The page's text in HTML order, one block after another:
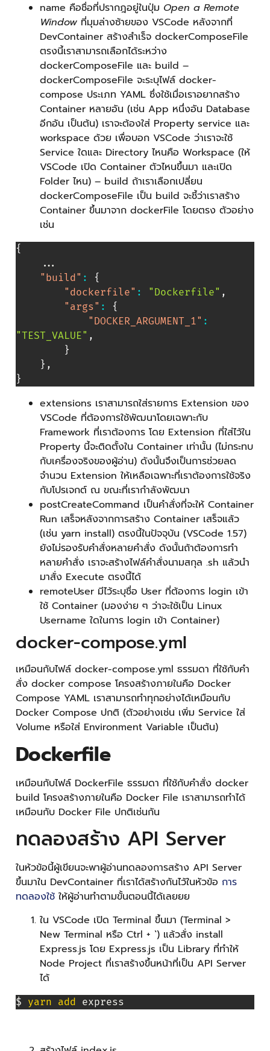
name คือชื่อที่ปรากฎอยู่ในปุ่ม Open a Remote
Window ที่มุมล่างซ้ายของ VSCode หลังจากที่
DevContainer สร้างสำเร็จ dockerComposeFile
ตรงนี้เราสามารถเลือกได้ระหว่าง
dockerComposeFile และ build –
dockerComposeFile จะระบุไฟล์ docker-
compose ประเภท YAML ซึ่งใช้เมื่อเราอยากสร้าง
Container หลายอัน (เช่น App หนึ่งอัน Database
อีกอัน เป็นต้น) เราจะต้องใส่ Property service และ
workspace ด้วย เพื่อบอก VSCode ว่าเราจะใช้
Service ใดและ Directory ไหนคือ Workspace (ให้
VSCode เปิด Container ตัวไหนขึ้นมา และเปิด
Folder ไหน) – build ถ้าเราเลือกเปลี่ยน
dockerComposeFile เป็น build จะชี้ว่าเราสร้าง
Container ขึ้นมาจาก dockerFile โดยตรง ตัวอย่าง
เช่น
{
"build" :
{
"dockerfile" : "Dockerfile" ,
"args" :
{
"DOCKER_ARGUMENT_1" :
"TEST_VALUE" ,
}
} ,
}
extensions เราสามารถใส่รายการ Extension ของ
VSCode ที่ต้องการใช้พัฒนาโดยเฉพาะกับ
Framework ที่เราต้องการ โดย Extension ที่ใส่ไว้ใน
Property นี้จะติดตั้งใน Container เท่านั้น (ไม่กระทบ
กับเครื่องจริงของผู้อ่าน) ดังนั้นจึงเป็นการช่วยลด
จำนวน Extension ให้เหลือเฉพาะที่เราต้องการใช้จริง
กับโปรเจกต์ ณ ขณะที่เรากำลังพัฒนา
postCreateCommand เป็นคำสั่งที่จะให้ Container
Run เสร็จหลังจากการสร้าง Container เสร็จแล้ว
(เช่น yarn install) ตรงนี้ในปัจจุบัน (VSCode 1.57)
ยังไม่รองรับคำสั่งหลายคำสั่ง ดังนั้นถ้าต้องการทำ
หลายคำสั่ง เราจะสร้างไฟล์คำสั่งนามสกุล .sh แล้วนำ
มาสั่ง Execute ตรงนี้ได้
remoteUser มีไว้ระบุชื่อ User ที่ต้องการ login เข้า
ใช้ Container (มองง่าย ๆ ว่าจะใช้เป็น Linux
Username ใดในการ login เข้า Container)
docker-compose.yml
เหมือนกับไฟล์ docker-compose.yml ธรรมดา ที่ใช้กับคำ
สั่ง docker compose โครงสร้างภายในคือ Docker
Compose YAML เราสามารถทำทุกอย่างได้เหมือนกับ
Docker Compose ปกติ (ตัวอย่างเช่น เพิ่ม Service ใส่
Volume หรือใส่ Environment Variable เป็นต้น)
Dockerfile
เหมือนกับไฟล์ DockerFile ธรรมดา ที่ใช้กับคำสั่ง docker
build โครงสร้างภายในคือ Docker File เราสามารถทำได้
เหมือนกับ Docker File ปกติเช่นกัน
ทดลองสร้าง API Server
ในห้วข้อนี้ผู้เขียนจะพาผู้อ่านทดลองการสร้าง API Server
ขึ้นมาใน DevContainer ที่เราได้สร้างกันไว้ในหัวข้อ การ
ทดลองใช้ ให้ผู้อ่านทำตามขั้นตอนนี้ได้เลยยย
ใน VSCode เปิด Terminal ขึ้นมา (Terminal >
New Terminal หรือ Ctrl + `) แล้วสั่ง install
Express.js โดย Express.js เป็น Library ที่ทำให้
Node Project ที่เราสร้างขึ้นหน้าที่เป็น API Server
ได้
$ yarn add express